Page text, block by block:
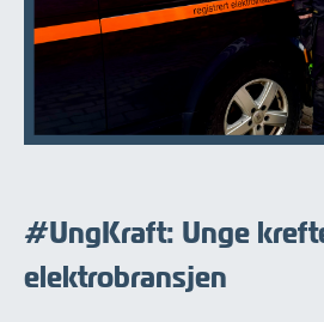
#UngKraft: Unge
elektrobransjen